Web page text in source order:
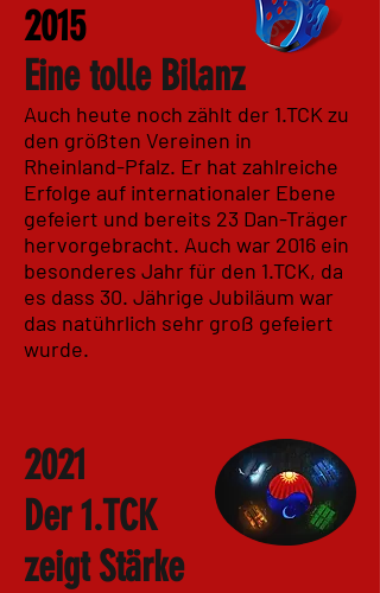
2015
Eine tolle Bilanz
Auch heute noch zählt der 1.TCK zu
den größten Vereinen in
Rheinland-Pfalz. Er hat zahlreiche
Erfolge auf internationaler Ebene
gefeiert und bereits 23 Dan-Träger
hervorgebracht. Auch war 2016 ein
besonderes Jahr für den 1.TCK, da
es dass 30. Jährige Jubiläum war
das natührlich sehr groß gefeiert
wurde.
2021
Der 1.TCK
zeigt Stärke